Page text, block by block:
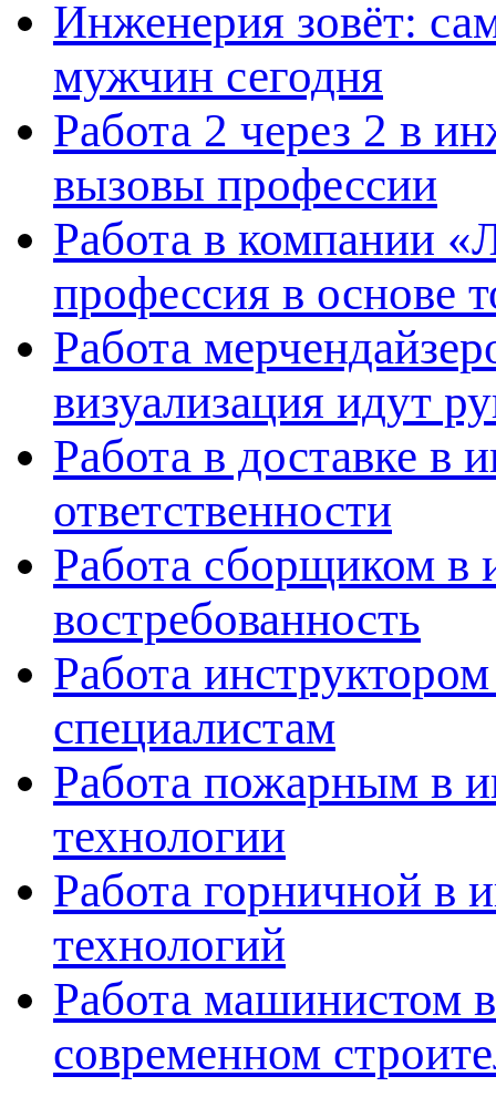
Инженерия зовёт:
мужчин сегодня
Работа 2 через 2 в
вызовы профессии
Работа в компании
профессия в основе
Работа
визуализация идут
Работа в доставке в
ответственности
Работа сборщиком в
востребованность
Работа
специалистам
Работа пожарным в
технологии
Работа горничной в
технологий
Работа машинистом
современном